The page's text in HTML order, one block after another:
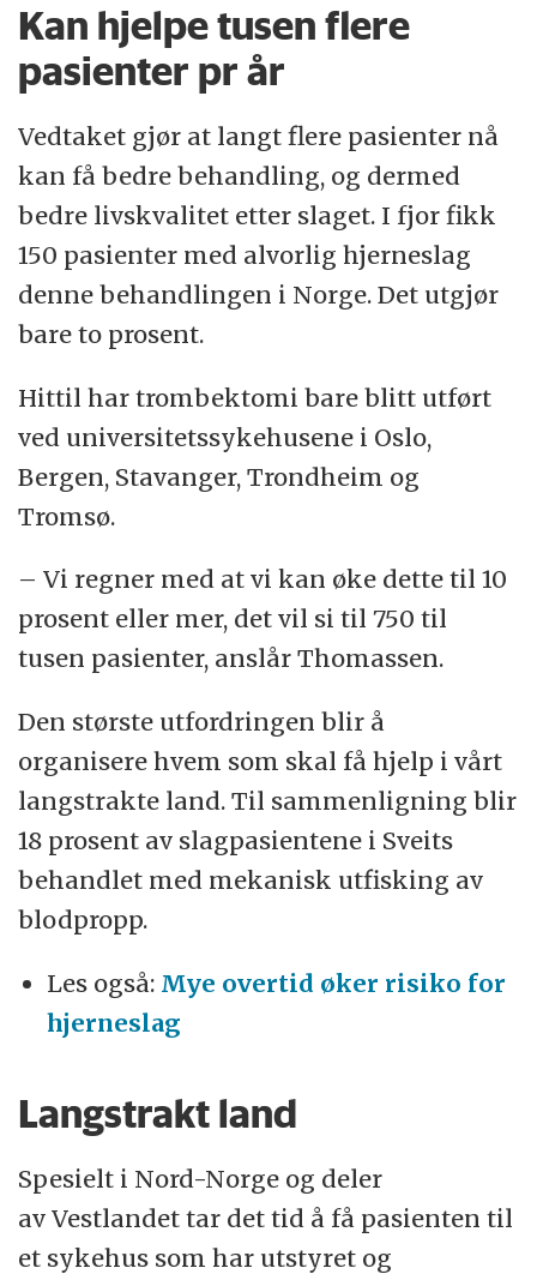
Kan hjelpe tusen flere
pasienter pr år
Vedtaket gjør at langt flere pasienter nå
kan få bedre behandling, og dermed
bedre livskvalitet etter slaget. I fjor fikk
150 pasienter med alvorlig hjerneslag
denne behandlingen i Norge. Det utgjør
bare to prosent.
Hittil har trombektomi bare blitt utført
ved universitetssykehusene i Oslo,
Bergen, Stavanger, Trondheim og
Tromsø.
– Vi regner med at vi kan øke dette til 10
prosent eller mer, det vil si til 750 til
tusen pasienter, anslår Thomassen.
Den største utfordringen blir å
organisere hvem som skal få hjelp i vårt
langstrakte land. Til sammenligning blir
18 prosent av slagpasientene i Sveits
behandlet med mekanisk utfisking av
blodpropp.
Les også: Mye overtid øker risiko for
hjerneslag
Langstrakt land
Spesielt i Nord-Norge og deler
av Vestlandet tar det tid å få pasienten til
et sykehus som har utstyret og